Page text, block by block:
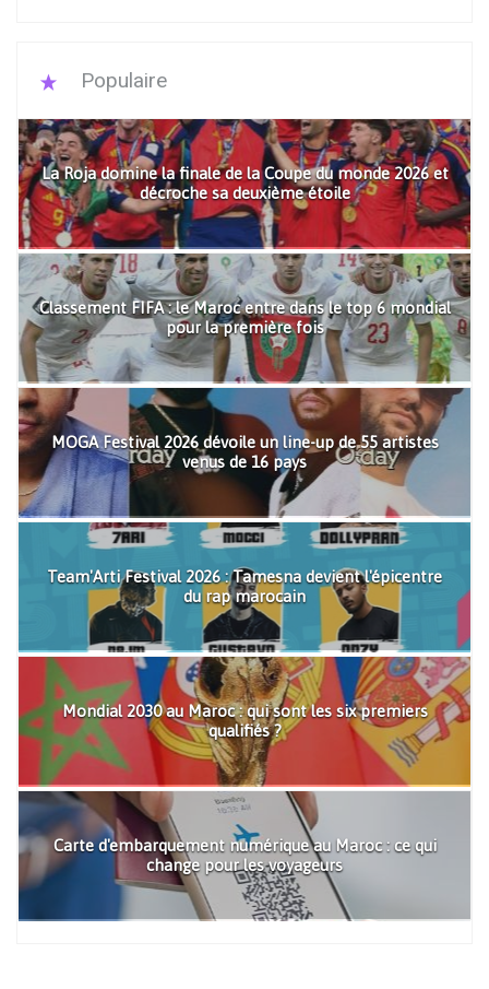
Populaire
La Roja domine la finale de la Coupe du monde 2026 et
décroche sa deuxième étoile
Classement FIFA : le Maroc entre dans le top 6 mondial
pour la première fois
MOGA Festival 2026 dévoile un line-up de 55 artistes
venus de 16 pays
Team'Arti Festival 2026 : Tamesna devient l'épicentre
du rap marocain
Mondial 2030 au Maroc : qui sont les six premiers
qualifiés ?
Carte d'embarquement numérique au Maroc : ce qui
change pour les voyageurs